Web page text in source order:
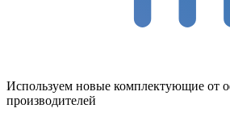
Используем новые комплектующие от
производителей